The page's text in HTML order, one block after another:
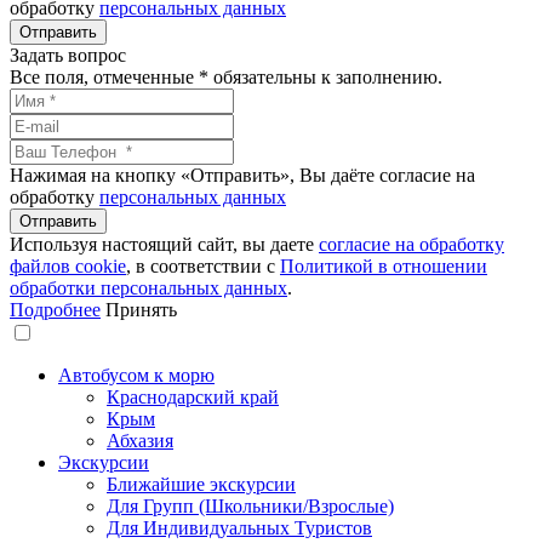
обработку персональных данных
Задать вопрос
Все поля, отмеченные * обязательны к заполнению.
Нажимая на кнопку «Отправить», Вы даёте согласие на
обработку персональных данных
Используя настоящий сайт, вы даете согласие на обработку
файлов сookie, в соответствии с Политикой в отношении
обработки персональных данных.
Подробнее Принять
Автобусом к морю
Краснодарский край
Крым
Абхазия
Экскурсии
Ближайшие экскурсии
Для Групп (Школьники/Взрослые)
Для Индивидуальных Туристов